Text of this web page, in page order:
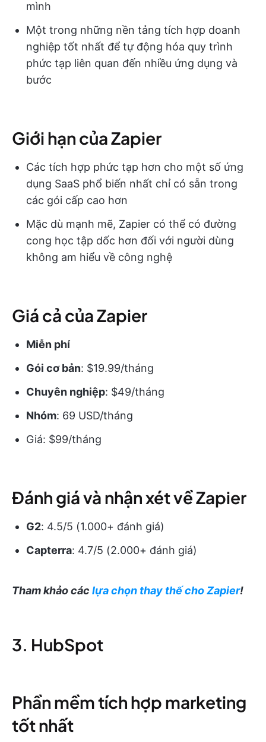
mình
Một trong những nền tảng tích hợp doanh
nghiệp tốt nhất để tự động hóa quy trình
phức tạp liên quan đến nhiều ứng dụng và
bước
Giới hạn của Zapier
Các tích hợp phức tạp hơn cho một số ứng
dụng SaaS phổ biến nhất chỉ có sẵn trong
các gói cấp cao hơn
Mặc dù mạnh mẽ, Zapier có thể có đường
cong học tập dốc hơn đối với người dùng
không am hiểu về công nghệ
Giá cả của Zapier
Miễn phí
Gói cơ bản: $19.99/tháng
Chuyên nghiệp: $49/tháng
Nhóm: 69 USD/tháng
Giá: $99/tháng
Đánh giá và nhận xét về Zapier
G2: 4.5/5 (1.000+ đánh giá)
Capterra: 4.7/5 (2.000+ đánh giá)
Tham khảo các lựa chọn thay thế cho Zapier!
3. HubSpot
Phần mềm tích hợp marketing
tốt nhất